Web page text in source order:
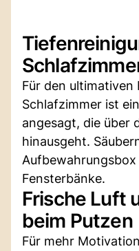
Für den ultimativen
Schlafzimmer ist
angesagt, die über
hinausgeht.
Fensterbänke.
Frische Luft
beim Putzen
Für mehr